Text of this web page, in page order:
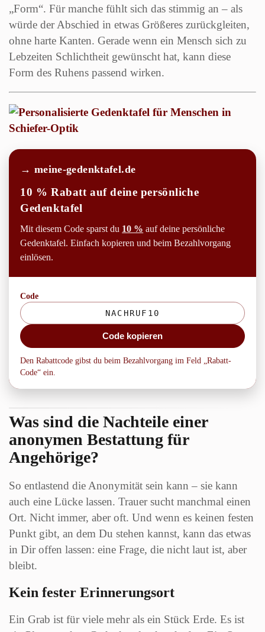
„Form“. Für manche fühlt sich das stimmig an – als
würde der Abschied in etwas Größeres zurückgleiten,
ohne harte Kanten. Gerade wenn ein Mensch sich zu
Lebzeiten Schlichtheit gewünscht hat, kann diese
Form des Ruhens passend wirken.
→ meine-gedenktafel.de
10 % Rabatt auf deine persönliche
Gedenktafel
Mit diesem Code sparst du 10 % auf deine persönliche
Gedenktafel. Einfach kopieren und beim Bezahlvorgang
einlösen.
Code
Code kopieren
Den Rabattcode gibst du beim Bezahlvorgang im Feld „Rabatt-
Code“ ein.
Was sind die Nachteile einer
anonymen Bestattung für
Angehörige?
So entlastend die Anonymität sein kann – sie kann
auch eine Lücke lassen. Trauer sucht manchmal einen
Ort. Nicht immer, aber oft. Und wenn es keinen festen
Punkt gibt, an dem Du stehen kannst, kann das etwas
in Dir offen lassen: eine Frage, die nicht laut ist, aber
bleibt.
Kein fester Erinnerungsort
Ein Grab ist für viele mehr als ein Stück Erde. Es ist